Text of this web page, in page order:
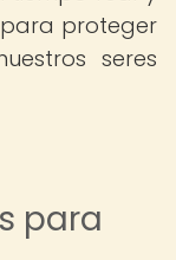
proteger
seres
para